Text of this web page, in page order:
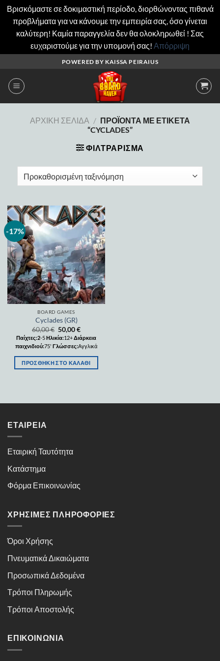
Βρισκόμαστε σε δοκιμαστική περίοδο, διορθώνοντας πιθανά
προβλήματα για να κάνουμε την εμπειρία σας, όσο γίνεται
καλύτερη! Καμία παραγγελία δεν θα ολοκληρωθεί ! Σας
ευχαριστούμε για την υπομονή σας! Απόρριψη
περιεχόμενο
POWERED BY KAISSA PEIRAIUS
ΑΡΧΙΚΉ ΣΕΛΊΔΑ / ΠΡΟΪΌΝΤΑ ΜΕ ΕΤΙΚΈΤΑ
“CYCLADES”
ΦΙΛΤΡΆΡΙΣΜΑ
-17%
Add to
wishlist
BOARD GAMES
Cyclades (GR)
60,00€ 50,00€
Παίχτες:2-5Ηλικία:12+Διάρκεια
παιχνιδιού:75' Γλώσσες:Αγγλικά
ΠΡΟΣΘΉΚΗ ΣΤΟ ΚΑΛΆΘΙ
ΕΤΑΙΡΕΊΑ
Εταιρική Ταυτότητα
Κατάστημα
Φόρμα Επικοινωνίας
ΧΡΉΣΙΜΕΣ ΠΛΗΡΟΦΟΡΊΕΣ
Όροι Χρήσης
Πνευματικά Δικαιώματα
Προσωπικά Δεδομένα
Τρόποι Πληρωμής
Τρόποι Αποστολής
ΕΠΙΚΟΙΝΩΝΊΑ